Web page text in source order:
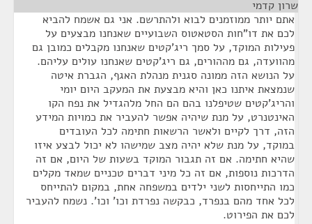
שרון קדמי
אתם יותר ממוזמנים לבוא ולהתרשם. אני גם אשמח להביא
לכם את דו"חות הסטאטוס השבועיים שאנחנו מבצעים על
פעילות המוקד, על סמך ריג'קטים שאנחנו מקבלים כמובן גם
מהוועדה, גם מההורים, גם ריג'קטים שאנחנו עולים עליהם.
על הנושא הזה ממונה סגנית מנהלת האגף, הגברת איטה
שנמצאת איתנו כאן והיא מבצעת את המעקב היום יומי
והריג'קטים שטיפלנו בהם הם החל מלהגדיל את נפח הקו
האינטנרט, על מנת שיהיה אפשר להעביר את כמויות המידע
הזה, דרך לקיים ולאשר הרשאות חתימה לכל העובדים
במוקד, על מנת שלא יהיה מצב שמישהו לא יכול לבצע איזו
שהיא חתימה. אם זה תגבור המוקד בשעות של היום, אם זה
הדרכות נוספות, אם זה כל מיני דברים טכניים שמאד מקלים
כמו התייחסות לשני ילדים במשפחה אחת, במקום להתייחס
לכל אחד מהם בנפרד, כבקשה נפרדת וכו' וכו'. נשמח להעביר
לכם את הפירוט.